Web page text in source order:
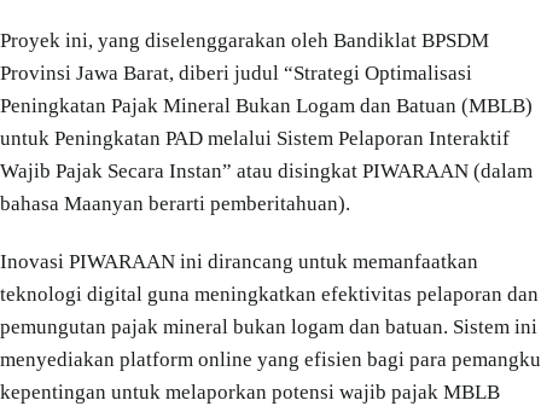
Proyek ini, yang diselenggarakan oleh Bandiklat BPSDM
Provinsi Jawa Barat, diberi judul “Strategi Optimalisasi
Peningkatan Pajak Mineral Bukan Logam dan Batuan (MBLB)
untuk Peningkatan PAD melalui Sistem Pelaporan Interaktif
Wajib Pajak Secara Instan” atau disingkat PIWARAAN (dalam
bahasa Maanyan berarti pemberitahuan).
Inovasi PIWARAAN ini dirancang untuk memanfaatkan
teknologi digital guna meningkatkan efektivitas pelaporan dan
pemungutan pajak mineral bukan logam dan batuan. Sistem ini
menyediakan platform online yang efisien bagi para pemangku
kepentingan untuk melaporkan potensi wajib pajak MBLB